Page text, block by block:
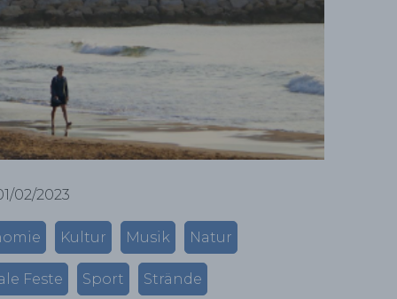
02/2023
Kultur Musik Natur
Feste Sport Strände